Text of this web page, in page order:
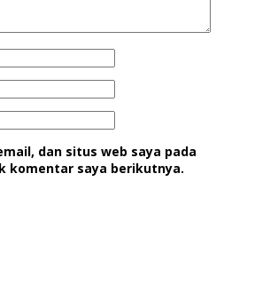
dan situs web saya pada
komentar saya berikutnya.